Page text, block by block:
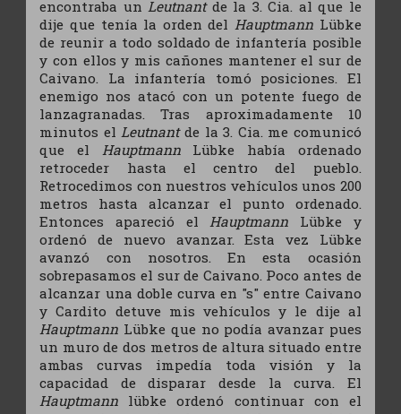
encontraba un Leutnantde la 3. Cia. al que le
dije que tenía la orden del Hauptmann Lübke
de reunir a todo soldado de infantería posible
y con ellos y mis cañones mantener el sur de
Caivano. La infantería tomó posiciones. El
enemigo nos atacó con un potente fuego de
lanzagranadas. Tras aproximadamente 10
minutos el Leutnantde la 3. Cia. me comunicó
que el
HauptmannLübke había ordenado
retroceder hasta el centro del pueblo.
Retrocedimos con nuestros vehículos unos 200
metros hasta alcanzar el punto ordenado.
Entonces apareció el Hauptmann Lübke y
ordenó de nuevo avanzar. Esta vez Lübke
avanzó con nosotros. En esta ocasión
sobrepasamos el sur de Caivano. Poco antes de
alcanzar una doble curva en "s" entre Caivano
y Cardito detuve mis vehículos y le dije al
Hauptmann Lübke que no podía avanzar pues
un muro de dos metros de altura situado entre
ambas curvas impedía toda visión y la
capacidad de disparar desde la curva. El
Hauptmann lübke ordenó continuar con el